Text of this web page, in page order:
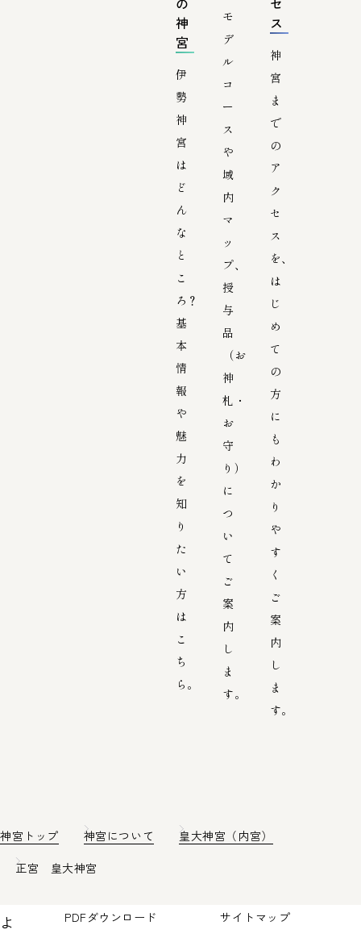
神
宮
伊
勢
神
宮
は
ど
ん
な
と
こ
ろ？
基
本
情
報
や
魅
力
を
知
り
た
い
方
は
こ
ち
ら。
モ
デ
ル
コ
ー
ス
や
域
内
マ
ッ
プ、
授
与
品
（お
神
札・
お
守
り）
に
つ
い
て
ご
案
内
し
ま
す。
ス
神
宮
ま
で
の
ア
ク
セ
ス
を、
は
じ
め
て
の
方
に
も
わ
か
り
や
す
く
ご
案
内
し
ま
す。
神宮トップ 神宮について
皇大神宮（内宮）
正宮 皇大神宮
よ PDFダウンロード サイトマップ